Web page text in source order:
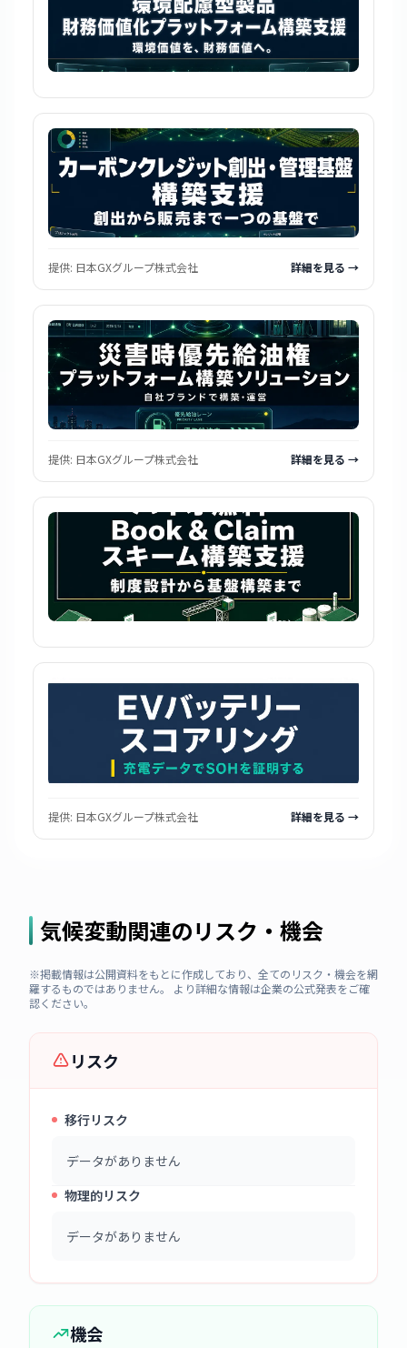
提供: 日本GXグループ株式会社 詳細を見る →
提供: 日本GXグループ株式会社 詳細を見る →
提供: 日本GXグループ株式会社 詳細を見る →
気候変動関連のリスク・機会
※掲載情報は公開資料をもとに作成しており、全てのリスク・機会を網
羅するものではありません。 より詳細な情報は企業の公式発表をご確
認ください。
リスク
移行リスク
データがありません
物理的リスク
データがありません
機会